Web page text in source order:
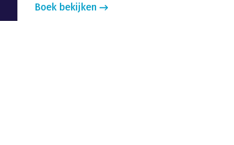
Boek bekijken